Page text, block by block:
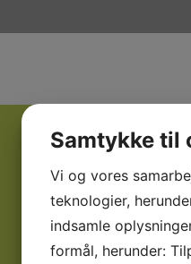
Altid
Som patient hos os
Samtykke til
Vi og vores
teknologier,
indsamle
formål, herunder: